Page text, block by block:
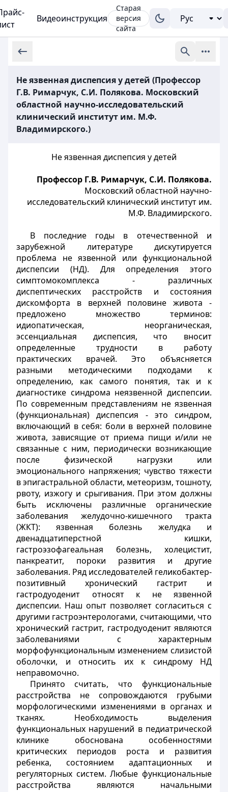
Видеоинструкция
Старая
версия
сайта
Не язвенная диспепсия у детей (Профессор
Г.В. Римарчук, С.И. Полякова. Московский
областной научно-исследовательский
клинический институт им. М.Ф.
Владимирского.)
Не язвенная диспепсия у детей
Профессор Г.В. Римарчук, С.И. Полякова.
Московский областной научно-
исследовательский клинический институт им.
М.Ф. Владимирского.
В последние годы в отечественной и
зарубежной литературе дискутируется
проблема не язвенной или функциональной
диспепсии (НД). Для определения этого
симптомокомплекса - различных
диспептических расстройств и состояния
дискомфорта в верхней половине живота -
предложено множество терминов:
идиопатическая, неорганическая,
эссенциальная диспепсия, что вносит
определенные трудности в работу
практических врачей. Это объясняется
разными методическими подходами к
определению, как самого понятия, так и к
диагностике синдрома неязвенной диспепсии.
По современным представлениям не язвенная
(функциональная) диспепсия - это синдром,
включающий в себя: боли в верхней половине
живота, зависящие от приема пищи и/или не
связанные с ним, периодически возникающие
после физической нагрузки или
эмоционального напряжения; чувство тяжести
в эпигастральной области, метеоризм, тошноту,
рвоту, изжогу и срыгивания. При этом должны
быть исключены различные органические
заболевания желудочно-кишечного тракта
(ЖКТ): язвенная болезнь желудка и
двенадцатиперстной кишки,
гастроэзофагеальная болезнь, холецистит,
панкреатит, пороки развития и другие
заболевания. Ряд исследователей геликобактер-
позитивный хронический гастрит и
гастродуоденит относят к не язвенной
диспепсии. Наш опыт позволяет согласиться с
другими гастроэнтерологами, считающими, что
хронический гастрит, гастродуоденит являются
заболеваниями с характерным
морфофункциональным изменением слизистой
оболочки, и относить их к синдрому НД
неправомочно.
Принято считать, что функциональные
расстройства не сопровождаются грубыми
морфологическими изменениями в органах и
тканях. Необходимость выделения
функциональных нарушений в педиатрической
клинике обоснована особенностями
критических периодов роста и развития
ребенка, состоянием адаптационных и
регуляторных систем. Любые функциональные
расстройства являются начальными